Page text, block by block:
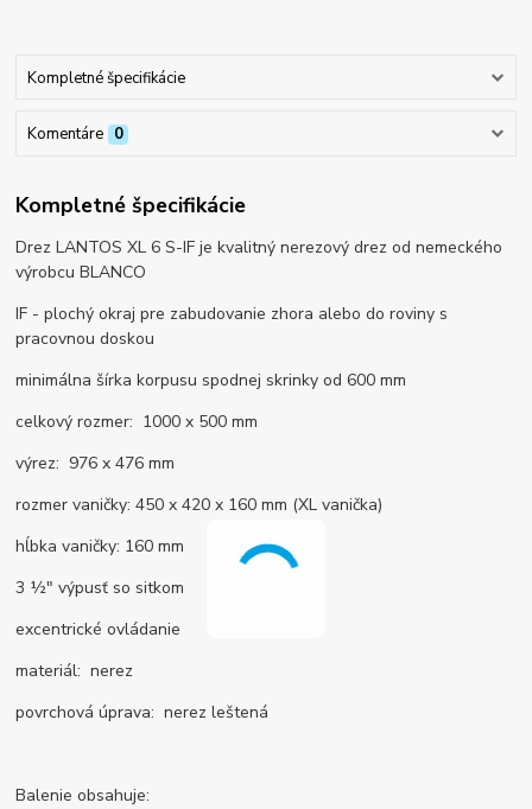
Kompletné špecifikácie
Komentáre 0
Kompletné špecifikácie
Drez LANTOS XL 6 S-IF je kvalitný nerezový drez od nemeckého
výrobcu BLANCO
IF - plochý okraj pre zabudovanie zhora alebo do roviny s
pracovnou doskou
minimálna šírka korpusu spodnej skrinky od 600 mm
celkový rozmer: 1000 x 500 mm
výrez: 976 x 476 mm
rozmer vaničky: 450 x 420 x 160 mm (XL vanička)
hĺbka vaničky: 160 mm
3 ½" výpusť so sitkom
excentrické ovládanie
materiál: nerez
povrchová úprava: nerez leštená
Balenie obsahuje: